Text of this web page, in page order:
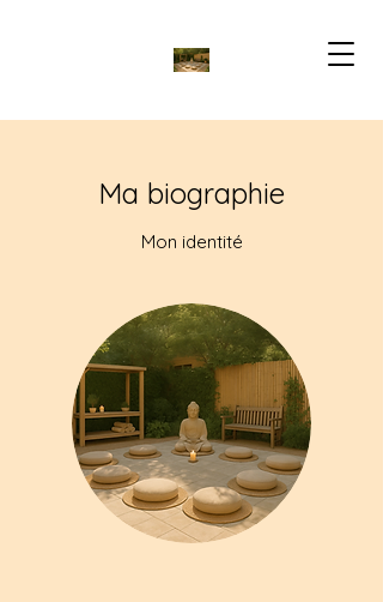
Ma biographie
Mon identité